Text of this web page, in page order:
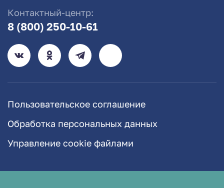
Контактный-центр:
8 (800) 250-10-61
Пользовательское соглашение
Обработка персональных данных
Управление cookie файлами